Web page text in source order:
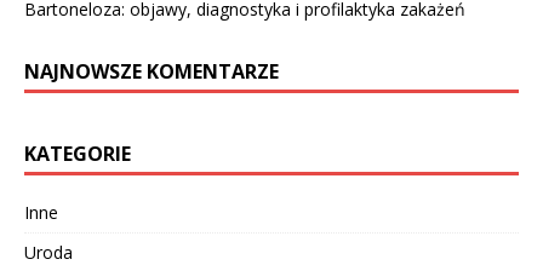
Bartoneloza: objawy, diagnostyka i profilaktyka zakażeń
NAJNOWSZE KOMENTARZE
KATEGORIE
Inne
Uroda